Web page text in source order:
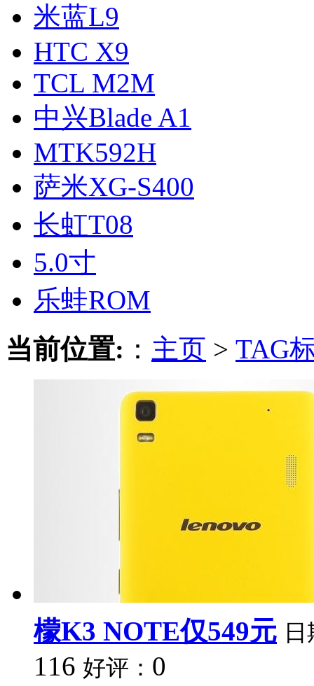
米蓝L9
HTC X9
TCL M2M
中兴Blade A1
MTK592H
萨米XG-S400
长虹T08
5.0寸
乐蛙ROM
当前位置: ： 主页 > TAG
檬K3 NOTE仅549元
116 好评： 0